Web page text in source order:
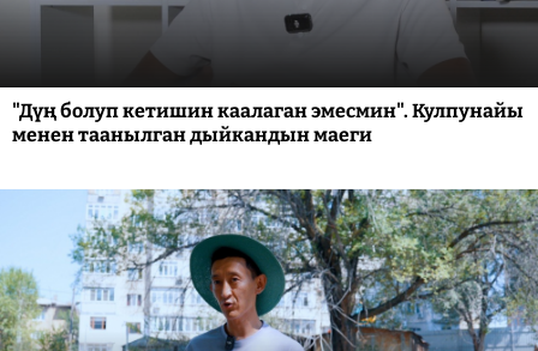
"Дүң болуп кетишин каалаган эмесмин". Кулпунайы
менен таанылган дыйкандын маеги